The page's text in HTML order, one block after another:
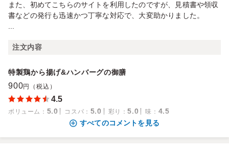
また、初めてこちらのサイトを利用したのですが、見積書や領収
書などの発行も迅速かつ丁寧な対応で、大変助かりました。
注文内容
特製鶏から揚げ&ハンバーグの御膳
900円（税込）
4.5
ボリューム ： 5.0 コスパ ： 5.0 彩り ：5.0 味 ： 4.5
すべてのコメントを見る